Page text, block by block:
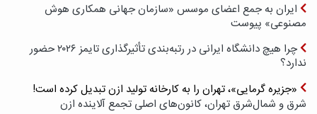
ایران به جمع اعضای موسس «سازمان جهانی همکاری هوش
مصنوعی» پیوست
چرا هیچ دانشگاه ایرانی در رتبه‌بندی تأثیرگذاری تایمز ۲۰۲۶ حضور
ندارد؟
«جزیره گرمایی»، تهران را به کارخانه تولید ازن تبدیل کرده است!
شرق و شمال‌شرق تهران، کانون‌های اصلی تجمع آلاینده ازن